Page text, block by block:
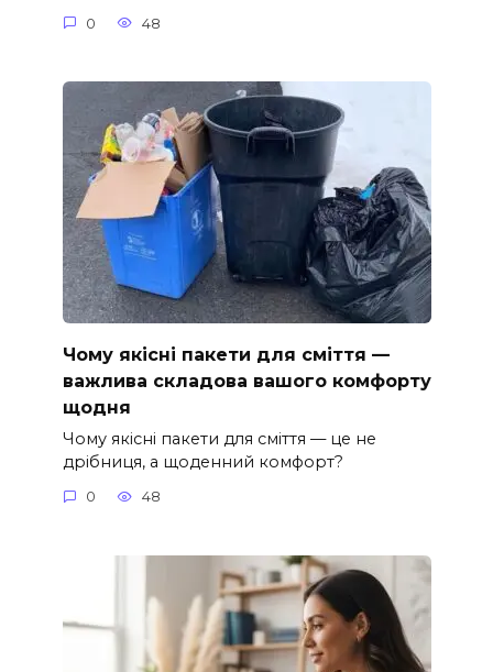
0 48
Чому якісні пакети для сміття —
важлива складова вашого комфорту
щодня
Чому якісні пакети для сміття — це не
дрібниця, а щоденний комфорт?
0 48